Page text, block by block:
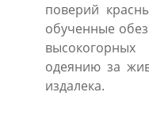
поверий
обученные
одеянию за
издалека.